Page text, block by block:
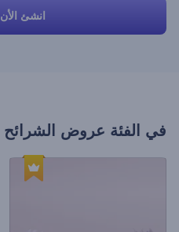
انشئ الأن
في الفئة عروض الشرائح